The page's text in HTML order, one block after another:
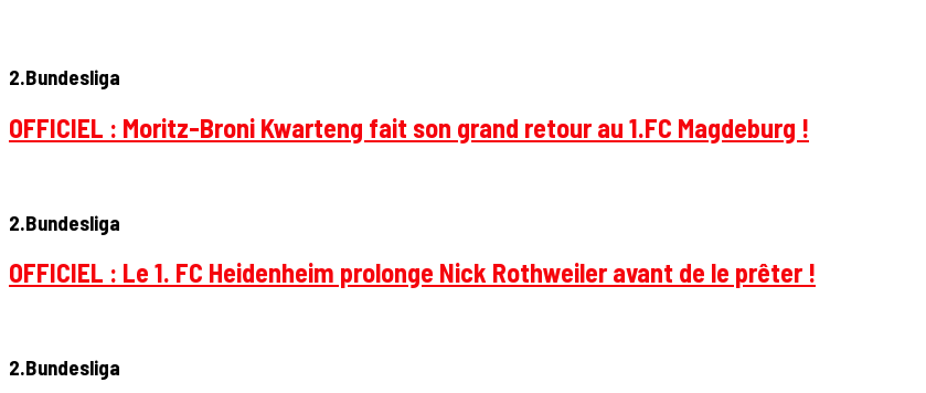
2.Bundesliga
OFFICIEL : Moritz-Broni Kwarteng fait son grand retour au 1.FC Magdeburg !
2.Bundesliga
OFFICIEL : Le 1. FC Heidenheim prolonge Nick Rothweiler avant de le prêter !
2.Bundesliga